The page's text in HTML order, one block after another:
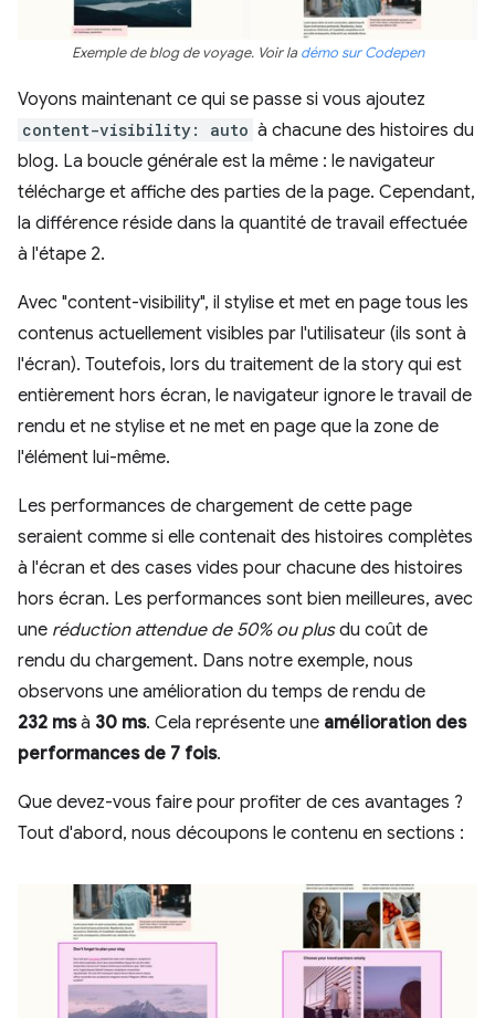
Exemple de blog de voyage. Voir ladémo sur Codepen
Voyons maintenant ce qui se passe si vous ajoutez
content-visibility: auto à chacune des histoires du
blog. La boucle générale est la même : le navigateur
télécharge et affiche des parties de la page. Cependant,
la différence réside dans la quantité de travail effectuée
à l'étape 2.
Avec "content-visibility", il stylise et met en page tous les
contenus actuellement visibles par l'utilisateur (ils sont à
l'écran). Toutefois, lors du traitement de la story qui est
entièrement hors écran, le navigateur ignore le travail de
rendu et ne stylise et ne met en page que la zone de
l'élément lui-même.
Les performances de chargement de cette page
seraient comme si elle contenait des histoires complètes
à l'écran et des cases vides pour chacune des histoires
hors écran. Les performances sont bien meilleures, avec
une réduction attendue de 50% ou plusdu coût de
rendu du chargement. Dans notre exemple, nous
observons une amélioration du temps de rendu de
232 msà 30 ms. Cela représente une amélioration des
performances de 7 fois.
Que devez-vous faire pour profiter de ces avantages ?
Tout d'abord, nous découpons le contenu en sections :